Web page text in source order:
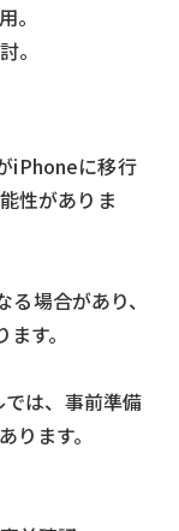
。
。
iPhoneに移行
性がありま
場合があり、
す。
は、事前準備
ます。